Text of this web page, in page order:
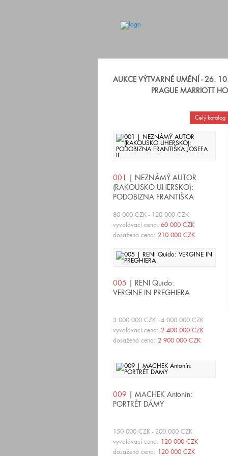
AUKCE VÝTVARNÉ UMĚNÍ - 26.
PRAGUE MARRIOTT
Celý katalog
001 | NEZNÁMÝ AUTOR
(RAKOUSKO UHERSKO):
PODOBIZNA FRANTIŠKA
80 000 CZK - 120 000 CZK
vyvolávací cena: 60 000 CZK
dosažená cena: 210 000 CZK
005 | RENI Quido:
VERGINE IN PREGHIERA
3 000 000 CZK - 4 000 000 CZK
vyvolávací cena: 2 400 000 CZK
dosažená cena: 2 900 000 CZK
009 | MACHEK Antonín:
PORTRÉT DÁMY
150 000 CZK - 200 000 CZK
vyvolávací cena: 120 000 CZK
dosažená cena: 120 000 CZK